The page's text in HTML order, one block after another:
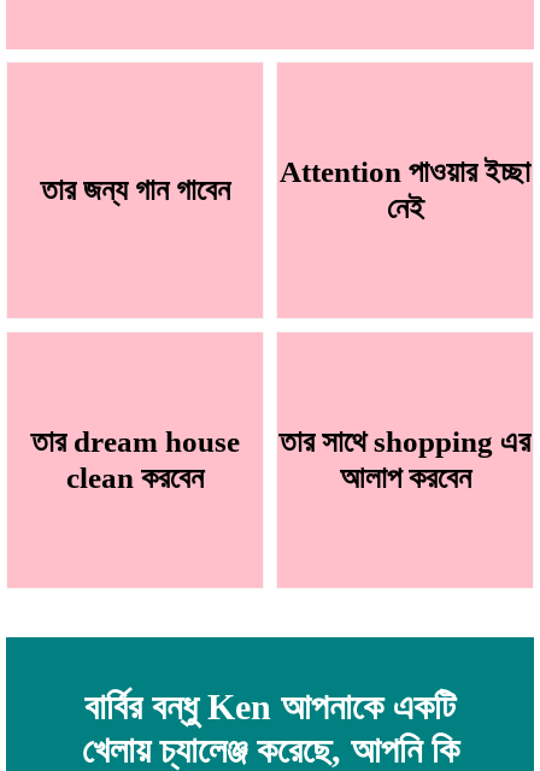
তার জন্য গান গাবেন
Attention পাওয়ার ইচ্ছা
নেই
তার dream house
clean করবেন
তার সাথে shopping এর
আলাপ করবেন
বার্বির বন্ধু Ken আপনাকে একটি
খেলায় চ্যালেঞ্জ করেছে, আপনি কি